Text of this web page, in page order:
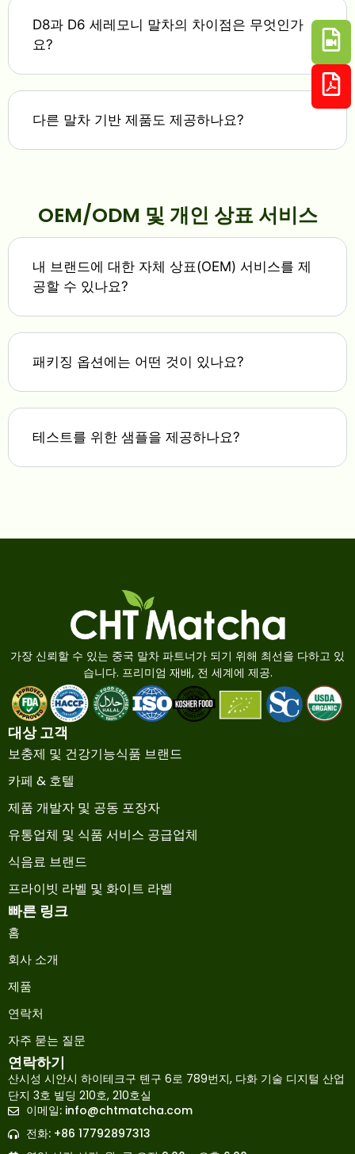
D8과 D6 세레모니 말차의 차이점은 무엇인가
요?
다른 말차 기반 제품도 제공하나요?
OEM/ODM 및 개인 상표 서비스
내 브랜드에 대한 자체 상표(OEM) 서비스를 제
공할 수 있나요?
패키징 옵션에는 어떤 것이 있나요?
테스트를 위한 샘플을 제공하나요?
가장 신뢰할 수 있는 중국 말차 파트너가 되기 위해 최선을 다하고 있
습니다. 프리미엄 재배, 전 세계에 제공.
대상 고객
보충제 및 건강기능식품 브랜드
카페 & 호텔
제품 개발자 및 공동 포장자
유통업체 및 식품 서비스 공급업체
식음료 브랜드
프라이빗 라벨 및 화이트 라벨
빠른 링크
홈
회사 소개
제품
연락처
자주 묻는 질문
연락하기
산시성 시안시 하이테크구 톈구 6로 789번지, 다화 기술 디지털 산업
단지 3호 빌딩 210호, 210호실
이메일: info@chtmatcha.com
전화: +86 17792897313
Japanese